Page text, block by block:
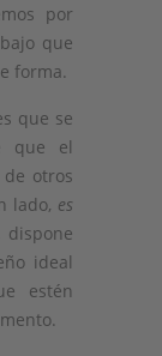
por
que
forma.
que se
que el
otros
lado, es
ideal
estén